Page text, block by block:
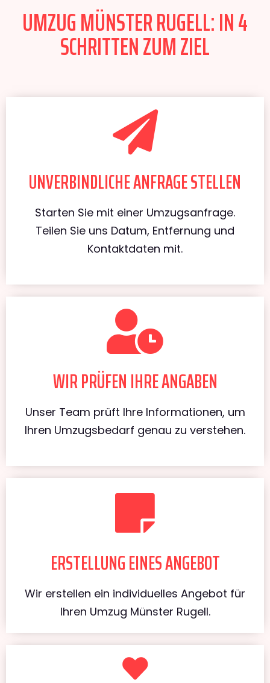
UMZUG MÜNSTER RUGELL: IN 4
SCHRITTEN ZUM ZIEL
UNVERBINDLICHE ANFRAGE STELLEN
Starten Sie mit einer Umzugsanfrage.
Teilen Sie uns Datum, Entfernung und
Kontaktdaten mit.
WIR PRÜFEN IHRE ANGABEN
Unser Team prüft Ihre Informationen, um
Ihren Umzugsbedarf genau zu verstehen.
ERSTELLUNG EINES ANGEBOT
Wir erstellen ein individuelles Angebot für
Ihren Umzug Münster Rugell.